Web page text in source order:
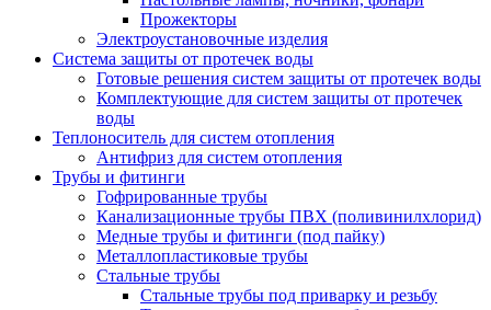
Прожекторы
Электроустановочные изделия
Система защиты от протечек воды
Готовые решения систем защиты от протечек воды
Комплектующие для систем защиты от протечек
воды
Теплоноситель для систем отопления
Антифриз для систем отопления
Трубы и фитинги
Гофрированные трубы
Канализационные трубы ПВХ (поливинилхлорид)
Медные трубы и фитинги (под пайку)
Металлопластиковые трубы
Стальные трубы
Стальные трубы под приварку и резьбу